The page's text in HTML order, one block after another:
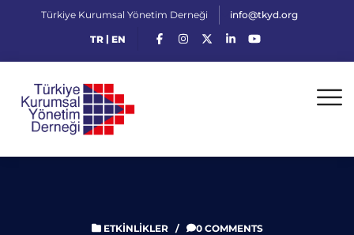
Türkiye Kurumsal Yönetim Derneği info@tkyd.org
TR| EN
ETKINLIKLER/ 0 COMMENTS